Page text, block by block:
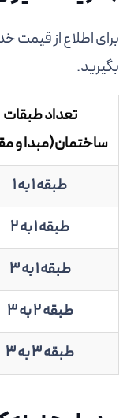
برای اطلاع از قیمت
بگیرید.
تعداد طبقات
ساختمان(مبدا و
طبقه 1 به 1
طبقه 1 به 2
طبقه 1 به 3
طبقه 2 به 3
طبقه 3 به 3